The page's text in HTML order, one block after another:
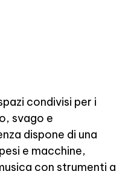
condivisi per i
svago e
dispone di una
e macchine,
con strumenti a